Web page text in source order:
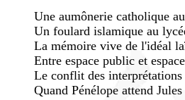
Une aumônerie catholique
Un foulard islamique au
La mémoire vive de l'idéal
Entre espace public et
Le conflit des interprétations
Quand Pénélope attend